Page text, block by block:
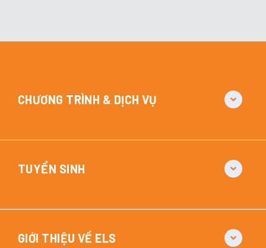
CHƯƠNG TRÌNH & DỊCH VỤ
TUYỂN SINH
GIỚI THIỆU VỀ ELS